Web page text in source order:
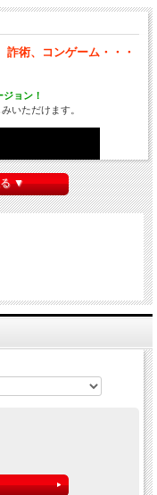
術、コンゲーム・・・
ョン！
いただけます。
ト
詐術など、昔からバーで
と言います。
紹介。
る ▼